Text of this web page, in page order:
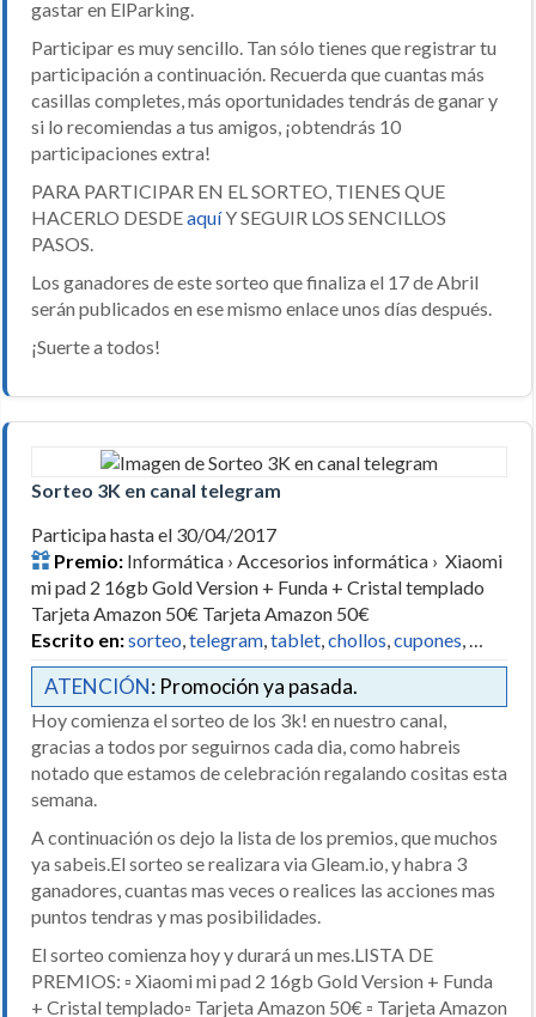
gastar en ElParking.
Participar es muy sencillo. Tan sólo tienes que registrar tu
participación a continuación. Recuerda que cuantas más
casillas completes, más oportunidades tendrás de ganar y
si lo recomiendas a tus amigos, ¡obtendrás 10
participaciones extra!
PARA PARTICIPAR EN EL SORTEO, TIENES QUE
HACERLO DESDEaquíY SEGUIR LOS SENCILLOS
PASOS.
Los ganadores de este sorteo que finaliza el 17 de Abril
serán publicados en ese mismo enlace unos días después.
¡Suerte a todos!
Sorteo 3K en canal telegram
Participa hasta el 30/04/2017
Premio: Informática › Accesorios informática › Xiaomi
mi pad 2 16gb Gold Version + Funda + Cristal templado
Tarjeta Amazon 50€ Tarjeta Amazon 50€
Escrito en:sorteo telegram tablet chollos cupones
ATENCIÓN: Promoción ya pasada.
Hoy comienza el sorteo de los 3k! en nuestro canal,
gracias a todos por seguirnos cada dia, como habreis
notado que estamos de celebración regalando cositas esta
semana.
A continuación os dejo la lista de los premios, que muchos
ya sabeis.El sorteo se realizara via Gleam.io, y habra 3
ganadores, cuantas mas veces o realices las acciones mas
puntos tendras y mas posibilidades.
El sorteo comienza hoy y durará un mes.LISTA DE
PREMIOS: ▫️ Xiaomi mi pad 2 16gb Gold Version + Funda
+ Cristal templado▫️ Tarjeta Amazon 50€ ▫️ Tarjeta Amazon